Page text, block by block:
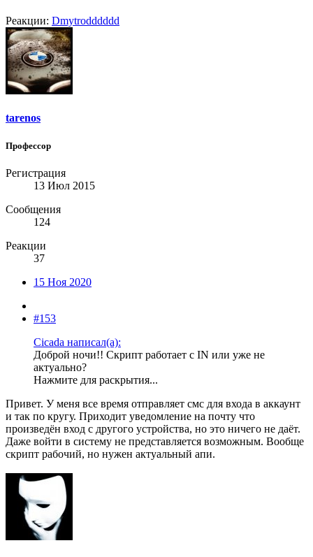
Реакции: Dmytrodddddd
tarenos
Профессор
Регистрация
13 Июл 2015
Сообщения
124
Реакции
37
15 Ноя 2020
#153
Cicada написал(а):
Доброй ночи!! Скрипт работает с IN или уже не
актуально?
Нажмите для раскрытия...
Привет. У меня все время отправляет смс для входа в аккаунт
и так по кругу. Приходит уведомление на почту что
произведён вход с другого устройства, но это ничего не даёт.
Даже войти в систему не представляется возможным. Вообще
скрипт рабочий, но нужен актуальный апи.